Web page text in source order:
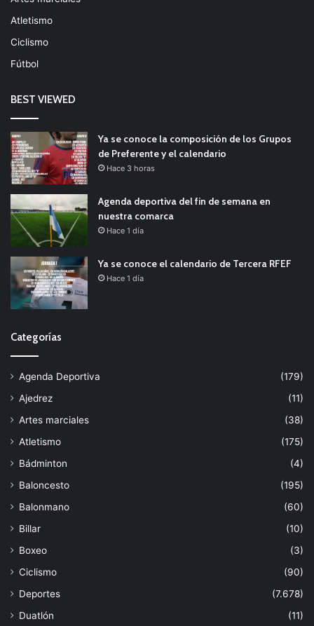
Atletismo
Ciclismo
Fútbol
BEST VIEWED
Ya se conoce la composición de los Grupos
de Preferente y el calendario
Hace 3 horas
Agenda deportiva del fin de semana en
nuestra comarca
Hace 1 día
Ya se conoce el calendario de Tercera RFEF
Hace 1 día
Categorías
Agenda Deportiva
(179)
Ajedrez
(11)
Artes marciales
(38)
Atletismo
(175)
Bádminton
(4)
Baloncesto
(195)
Balonmano
(60)
Billar
(10)
Boxeo
(3)
Ciclismo
(90)
Deportes
(7.678)
Duatlón
(11)